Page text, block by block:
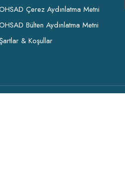
Çerez Aydınlatma Metni
Bülten Aydınlatma Metni
& Koşullar